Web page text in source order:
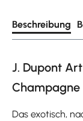
Beschreibung
J. Dupont
Champagne
Das exotisch,